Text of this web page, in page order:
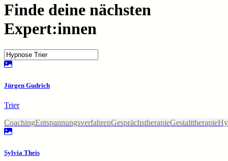
Finde deine nächsten
Expert:innen
Jürgen Gudrich
Trier
CoachingEntspannungsverfahrenGesprächstherapieGestalttherapie
Sylvia Theis